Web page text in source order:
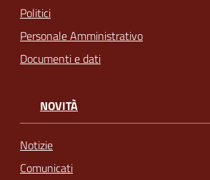
Politici
Personale Amministrativo
Documenti e dati
NOVITÀ
Notizie
Comunicati